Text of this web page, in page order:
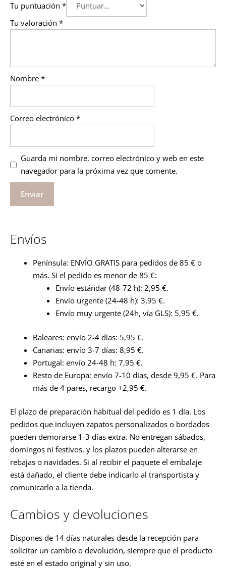
Tu puntuación *
Tu valoración *
Nombre *
Correo electrónico *
Guarda mi nombre, correo electrónico y web en este
navegador para la próxima vez que comente.
Envíos
Península: ENVÍO GRATIS para pedidos de 85 € o
más. Si el pedido es menor de 85 €:
Envío estándar (48-72 h): 2,95 €.
Envío urgente (24-48 h): 3,95 €.
Envío muy urgente (24h, vía GLS): 5,95 €.
Baleares: envío 2-4 días: 5,95 €.
Canarias: envío 3-7 días: 8,95 €.
Portugal: envío 24-48 h: 7,95 €.
Resto de Europa: envío 7-10 días, desde 9,95 €. Para
más de 4 pares, recargo +2,95 €.
El plazo de preparación habitual del pedido es 1 día. Los
pedidos que incluyen zapatos personalizados o bordados
pueden demorarse 1-3 días extra. No entregan sábados,
domingos ni festivos, y los plazos pueden alterarse en
rebajas o navidades. Si al recibir el paquete el embalaje
está dañado, el cliente debe indicarlo al transportista y
comunicarlo a la tienda.
Cambios y devoluciones
Dispones de 14 días naturales desde la recepción para
solicitar un cambio o devolución, siempre que el producto
esté en el estado original y sin uso.